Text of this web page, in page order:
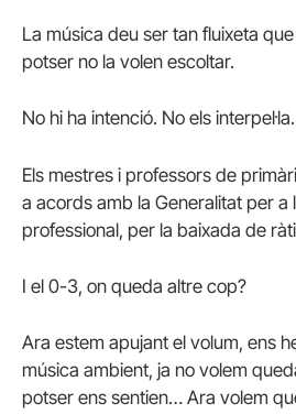
La música deu ser tan fluixeta
potser no la volen escoltar.
No hi ha intenció. No els interpel·la.
Els mestres i professors de
a acords amb la Generalitat per a
professional, per la baixada de
I el 0-3, on queda altre cop?
Ara estem apujant el volum, ens
música ambient, ja no volem
potser ens sentien… Ara volem